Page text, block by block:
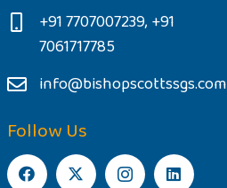
+91 7707007239, +91
7061717785
info@bishopscottssgs.com
Follow Us